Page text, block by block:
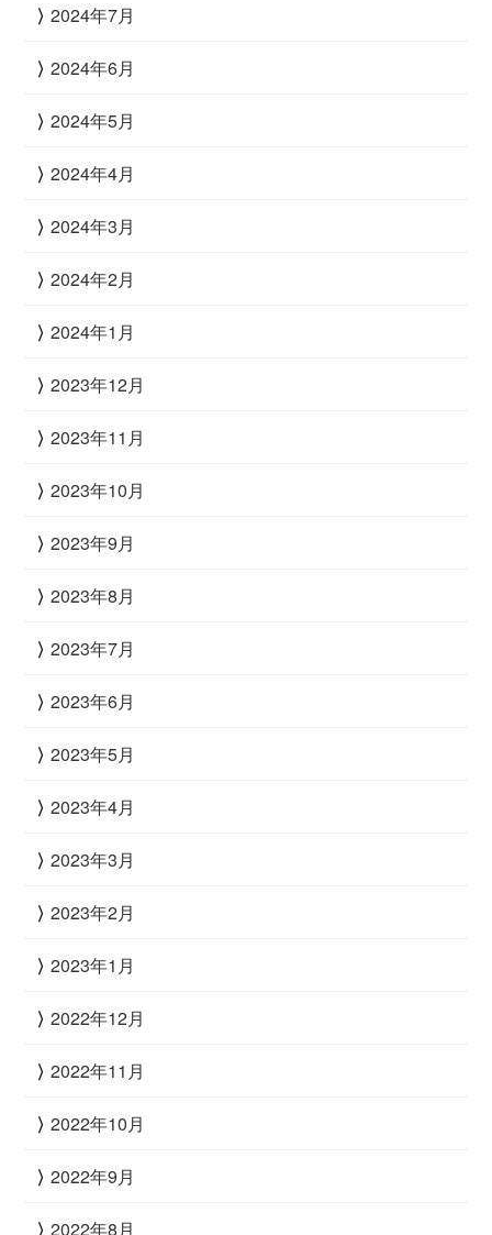
2024年7月
2024年6月
2024年5月
2024年4月
2024年3月
2024年2月
2024年1月
2023年12月
2023年11月
2023年10月
2023年9月
2023年8月
2023年7月
2023年6月
2023年5月
2023年4月
2023年3月
2023年2月
2023年1月
2022年12月
2022年11月
2022年10月
2022年9月
2022年8月